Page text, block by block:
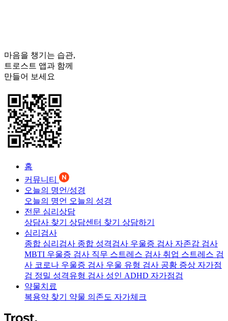
마음을 챙기는 습관,
트로스트 앱과 함께
만들어 보세요
홈
커뮤니티
오늘의 명언/성경
오늘의 명언 오늘의 성경
전문 심리상담
상담사 찾기 상담센터 찾기 상담하기
심리검사
종합 심리검사 종합 성격검사 우울증 검사 자존감 검사
MBTI 우울증 검사 직무 스트레스 검사 취업 스트레스 검
사 코로나 우울증 검사 우울 유형 검사 공황 증상 자가점
검 정밀 성격유형 검사 성인 ADHD 자가점검
약물치료
복용약 찾기 약물 의존도 자가체크